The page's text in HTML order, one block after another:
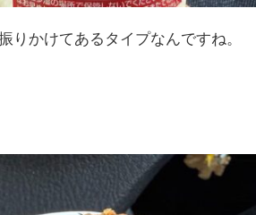
りかけてあるタイプなんですね。